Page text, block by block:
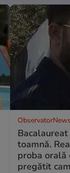
toamnă.
proba orală
pregătit